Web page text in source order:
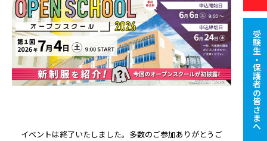
受験生・保護者の皆さまへ
イベントは終了いたしました。多数のご参加ありがとうご